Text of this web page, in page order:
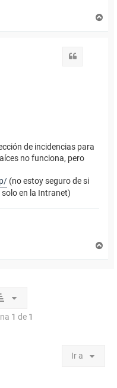
de incidencias para
no funciona, pero
(no estoy seguro de si
solo en la Intranet)
1 de 1
Ir a